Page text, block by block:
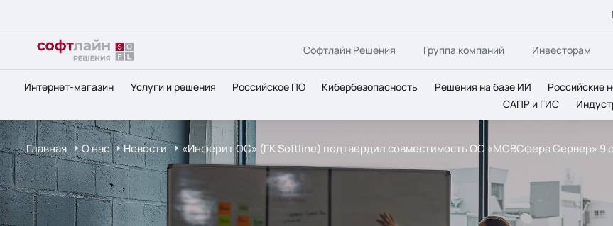
Софтлайн Решения Группа компаний Инвесторам
Интернет-магазин Услуги и решения Российское ПО Кибербезопасность Решения на базе ИИ Российские
САПР и ГИС
Главная О нас Новости «Инферит ОС» (ГК Softline) подтвердил совместимость ОС «МСВСфера Сервер» 9